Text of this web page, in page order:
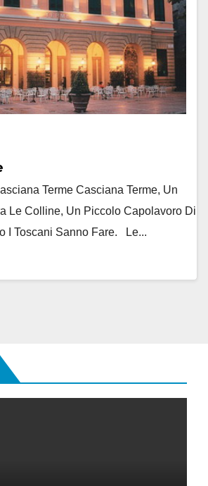
Terme Casciana Terme, Un
Le Colline, Un Piccolo Capolavoro Di
I Toscani Sanno Fare. Le...